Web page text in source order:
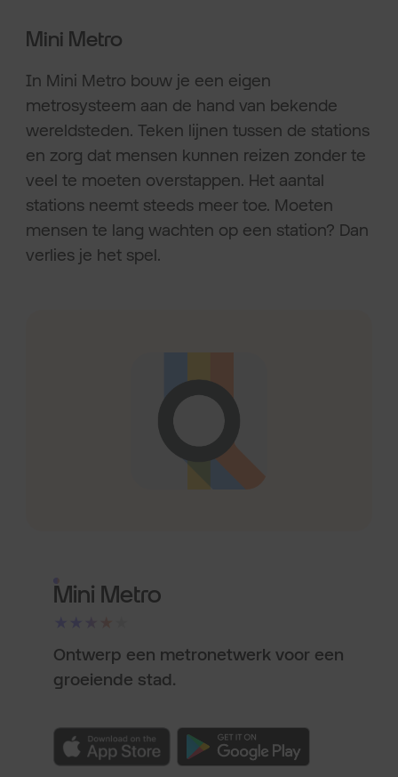
Mini Metro
In Mini Metro bouw je een eigen
metrosysteem aan de hand van bekende
wereldsteden. Teken lijnen tussen de stations
en zorg dat mensen kunnen reizen zonder te
veel te moeten overstappen. Het aantal
stations neemt steeds meer toe. Moeten
mensen te lang wachten op een station? Dan
verlies je het spel.
Mini Metro
Ontwerp een metronetwerk voor een
groeiende stad.